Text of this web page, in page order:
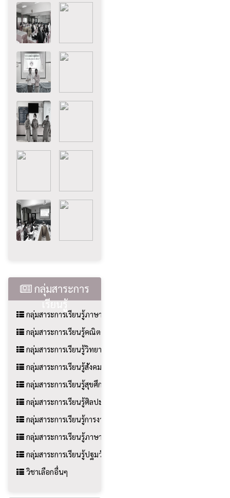
กลุ่มสาระการ
เรียนรู้
กลุ่มสาระการเรียนรู้ภาษาไทย
กลุ่มสาระการเรียนรู้คณิตศาสตร์
กลุ่มสาระการเรียนรู้วิทยาศาสตร์และเทคโนโลยี
กลุ่มสาระการเรียนรู้สังคมศึกษาฯ
กลุ่มสาระการเรียนรู้สุขศึกษาฯ
กลุ่มสาระการเรียนรู้ศิลปะ
กลุ่มสาระการเรียนรู้การงานอาชีพ
กลุ่มสาระการเรียนรู้ภาษาต่างประเทศ
กลุ่มสาระการเรียนรู้ปฐมวัย
วิชาเลือกอื่นๆ